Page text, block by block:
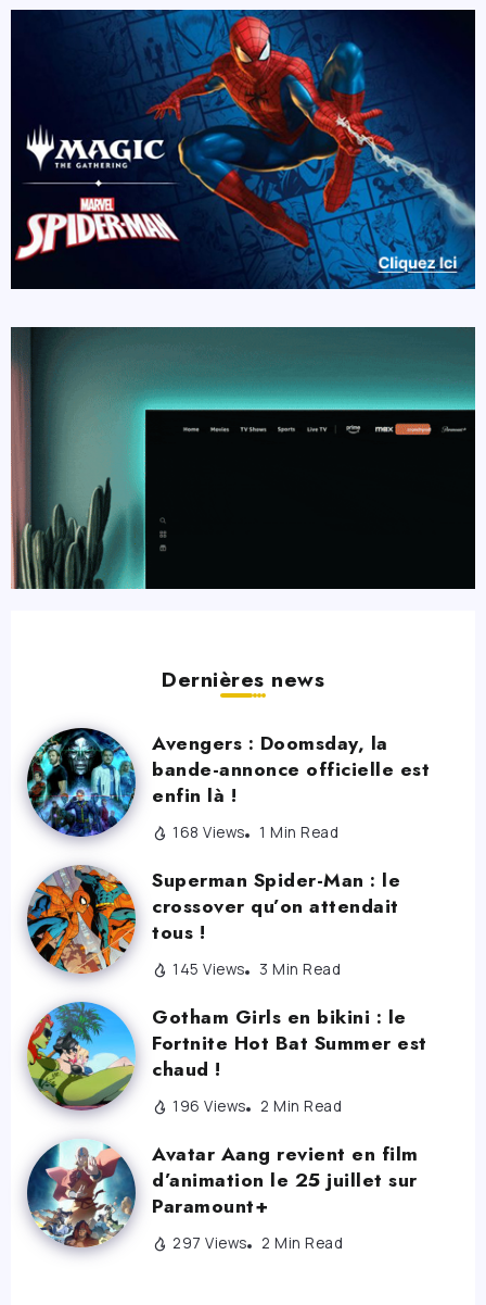
Dernières news
Avengers : Doomsday, la
bande-annonce officielle est
enfin là !
168 Views 1 Min Read
Superman Spider-Man : le
crossover qu’on attendait
tous !
145 Views 3 Min Read
Gotham Girls en bikini : le
Fortnite Hot Bat Summer est
chaud !
196 Views 2 Min Read
Avatar Aang revient en film
d’animation le 25 juillet sur
Paramount+
297 Views 2 Min Read